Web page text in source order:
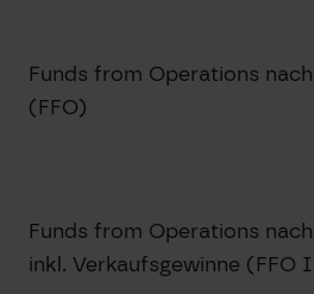
Funds from Operations
(FFO)
Funds from Operations
inkl. Verkaufsgewinne (FFO